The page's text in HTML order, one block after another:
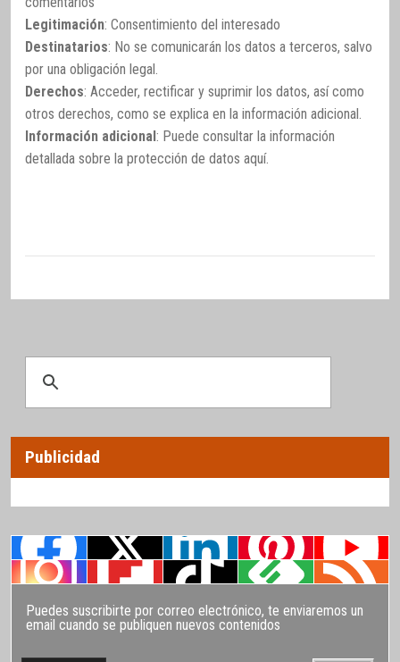
Legitimación: Consentimiento del interesado
Destinatarios: No se comunicarán los datos a terceros, salvo
por una obligación legal.
Derechos: Acceder, rectificar y suprimir los datos, así como
otros derechos, como se explica en la información adicional.
Información adicional : Puede consultar la información
detallada sobre la protección de datos aquí.
Publicidad
Puedes suscribirte por correo electrónico, te enviaremos un
email cuando se publiquen nuevos contenidos